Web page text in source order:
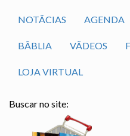
NOTÃ­CIAS AGENDA
BÃ­BLIA VÃ­DEOS
LOJA VIRTUAL
Buscar no site: